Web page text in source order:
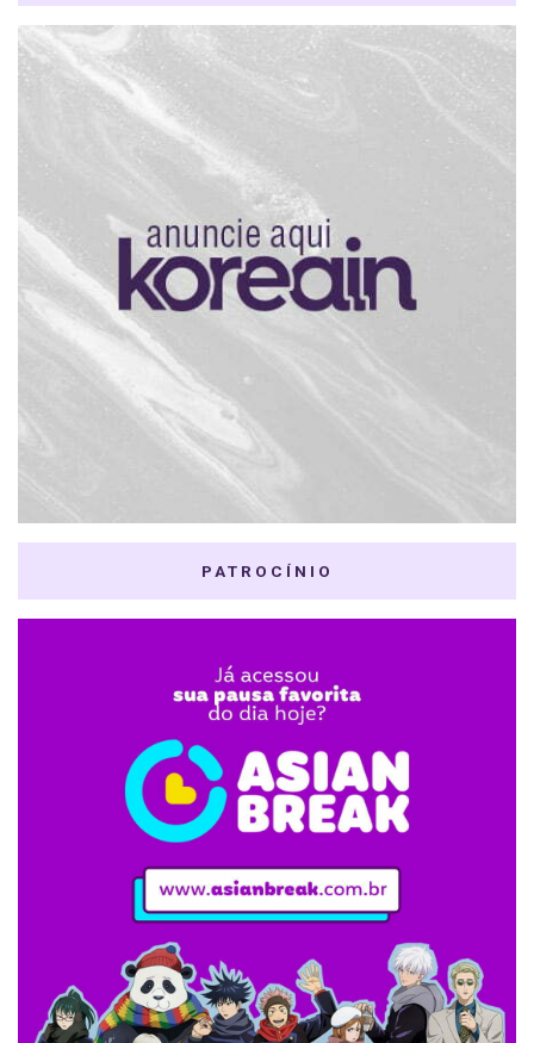
PATROCÍNIO